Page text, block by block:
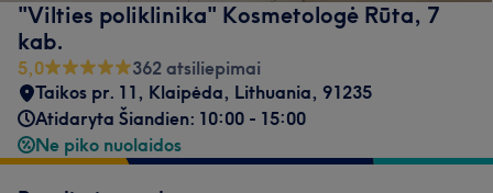
"Vilties poliklinika" Kosmetologė Rūta, 7
kab.
5,0
362 atsiliepimai
Taikos pr. 11, Klaipėda, Lithuania, 91235
Atidaryta Šiandien: 10:00 - 15:00
Ne piko nuolaidos